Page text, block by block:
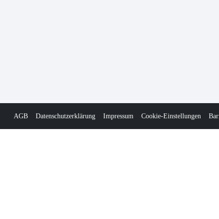
AGB Datenschutzerklärung Impressum Cookie-Einstellungen